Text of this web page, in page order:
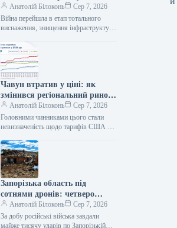
українські порти
Анатолій Білоконь
Сер 7, 2026
Війна перейшла в етап тотального
виснаження, знищення інфраструктури
як росіяни в Україні, так і ми…
Чавун втратив у ціні: як
змінився регіональний ринок
у липні
Анатолій Білоконь
Сер 7, 2026
Головними чинниками цього стали
невизначеність щодо тарифів США та
ситуація на регіональних ринках
чавуну в…
Запорізька область під
сотнями дронів: четверо
людей дістали поранення
Анатолій Білоконь
Сер 7, 2026
За добу російські війська завдали
майже тисячу ударів по Запорізькій